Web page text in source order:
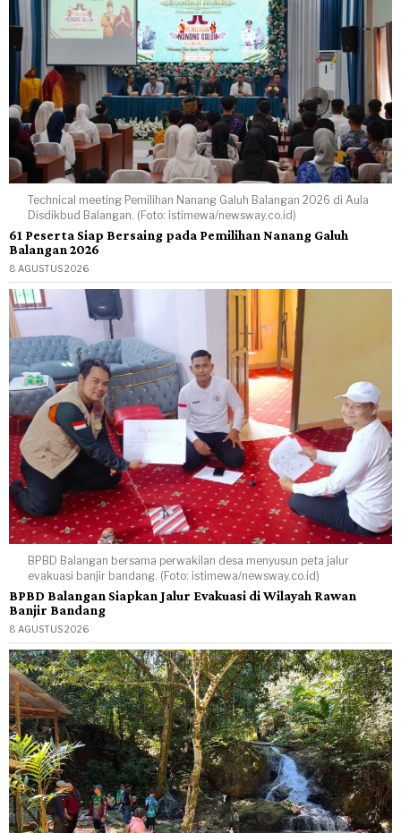
Technical meeting Pemilihan Nanang Galuh Balangan 2026 di Aula
Disdikbud Balangan. (Foto: istimewa/newsway.co.id)
61 Peserta Siap Bersaing pada Pemilihan Nanang Galuh
Balangan 2026
8 AGUSTUS 2026
BPBD Balangan bersama perwakilan desa menyusun peta jalur
evakuasi banjir bandang. (Foto: istimewa/newsway.co.id)
BPBD Balangan Siapkan Jalur Evakuasi di Wilayah Rawan
Banjir Bandang
8 AGUSTUS 2026